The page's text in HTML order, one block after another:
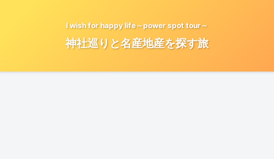
I wish for happy life～power spot tour～
神社巡りと名産地産を探す旅